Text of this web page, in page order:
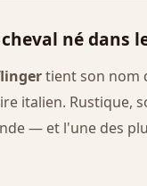
né dans
tient son nom
italien. Rustique,
— et l'une des